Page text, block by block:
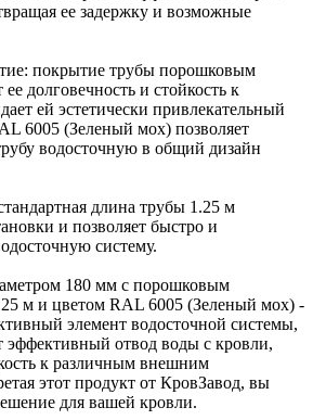
ее задержку и возможные
покрытие трубы порошковым
долговечность и стойкость к
ей эстетически привлекательный
6005 (Зеленый мох) позволяет
водосточную в общий дизайн
длина трубы 1.25 м
и позволяет быстро и
систему.
180 мм с порошковым
м и цветом RAL 6005 (Зеленый мох) -
элемент водосточной системы,
эффективный отвод воды с кровли,
к различным внешним
этот продукт от КровЗавод, вы
для вашей кровли.